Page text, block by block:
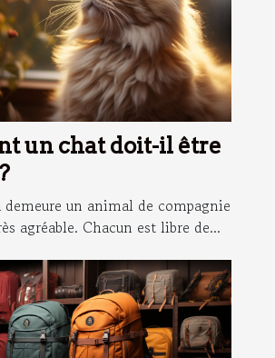
un chat doit-il être
un animal de compagnie
agréable. Chacun est libre de...